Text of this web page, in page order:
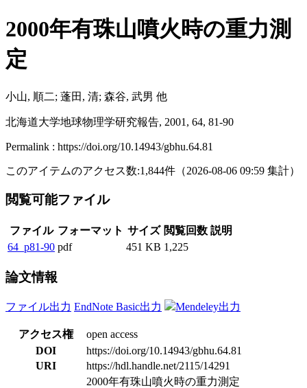
2000年有珠山噴火時の重力測
定
小山, 順二; 蓬田, 清; 森谷, 武男 他
北海道大学地球物理学研究報告, 2001, 64, 81-90
Permalink : https://doi.org/10.14943/gbhu.64.81
このアイテムのアクセス数:1,844件 （2026-08-06 09:59 集計）
閲覧可能ファイル
ファイル フォーマット サイズ 閲覧回数 説明
64_p81-90 pdf 451 KB 1,225
論文情報
ファイル出力 EndNote Basic出力 Mendeley出力
アクセス権
open access
DOI
https://doi.org/10.14943/gbhu.64.81
URI
https://hdl.handle.net/2115/14291
2000年有珠山噴火時の重力測定